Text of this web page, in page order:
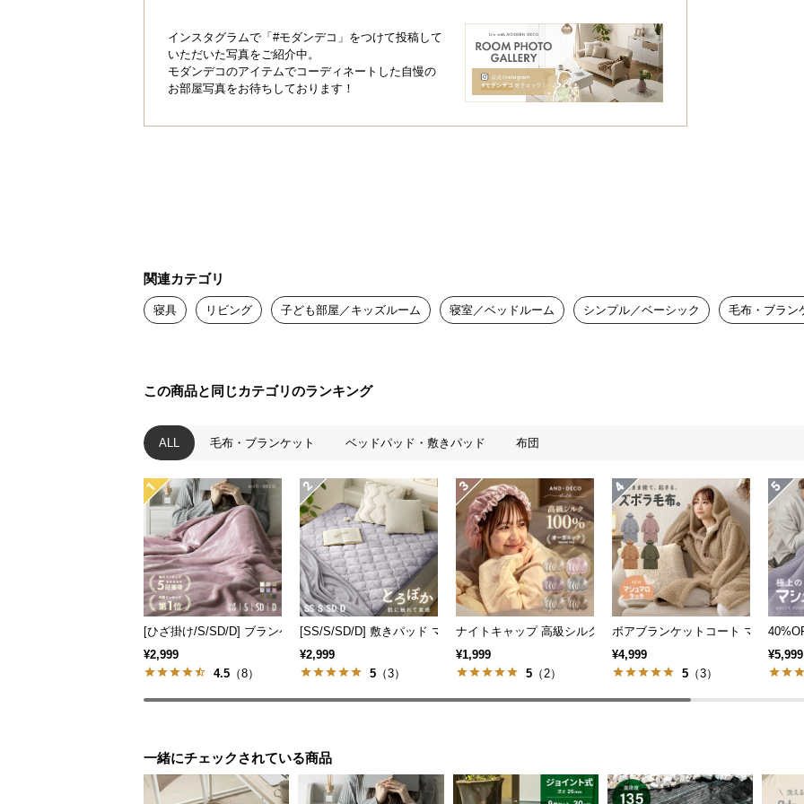
インスタグラムで「#モダンデコ」をつけて投稿して
いただいた写真をご紹介中。
モダンデコのアイテムでコーディネートした自慢の
お部屋写真をお待ちしております！
関連カテゴリ
寝具 リビング 子ども部屋／キッズルーム 寝室／ベッドルーム シンプル／ベーシック 毛布・ブラン
この商品と同じカテゴリのランキング
ALL 毛布・ブランケット ベッドパッド・敷きパッド 布団
[ひざ掛け/S/SD/D] ブランケット マイクロファイバー
¥2,999
4.5 （8）
[SS/S/SD/D] 敷きパッド マイクロファイバー
¥2,999
5 （3）
ナイトキャップ 高級シルク100%
¥1,999
5 （2）
ボアブランケットコート マシュマ
¥4,999
5 （3）
¥5,999
一緒にチェックされている商品